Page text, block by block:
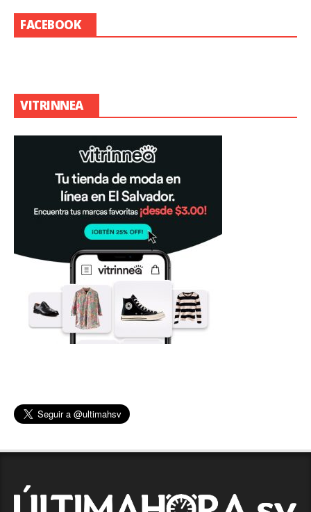
FACEBOOK
VITRINNEA